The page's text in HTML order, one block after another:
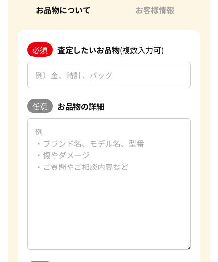
お品物について
お客様情報
必須 査定したいお品物(複数入力可)
任意 お品物の詳細